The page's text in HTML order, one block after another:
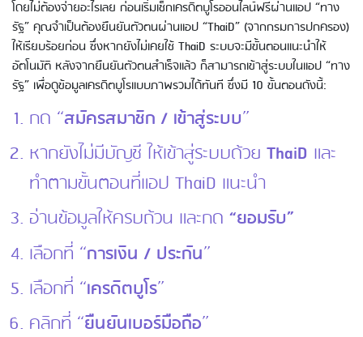
โดยไม่ต้องจ่ายอะไรเลย ก่อนเริ่มเช็กเครดิตบูโรออนไลน์ฟรีผ่านแอป “ทาง
รัฐ” คุณจำเป็นต้องยืนยันตัวตนผ่านแอป “ThaiD” (จากกรมการปกครอง)
ให้เรียบร้อยก่อน ซึ่งหากยังไม่เคยใช้ ThaiD ระบบจะมีขั้นตอนแนะนำให้
อัตโนมัติ หลังจากยืนยันตัวตนสำเร็จแล้ว ก็สามารถเข้าสู่ระบบในแอป “ทาง
รัฐ” เพื่อดูข้อมูลเครดิตบูโรแบบภาพรวมได้ทันที ซึ่งมี 10 ขั้นตอนดังนี้:
กด “สมัครสมาชิก / เข้าสู่ระบบ”
หากยังไม่มีบัญชี ให้เข้าสู่ระบบด้วย ThaiD และ
ทำตามขั้นตอนที่แอป ThaiD แนะนำ
อ่านข้อมูลให้ครบถ้วน และกด “ยอมรับ”
เลือกที่ “การเงิน / ประกัน”
เลือกที่ “เครดิตบูโร”
คลิกที่ “ยืนยันเบอร์มือถือ”